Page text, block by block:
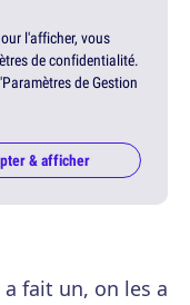
l'afficher, vous
de confidentialité.
de Gestion
& afficher
a fait un, on les a